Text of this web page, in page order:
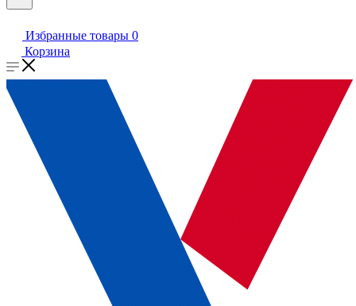
Избранные товары 0
Корзина